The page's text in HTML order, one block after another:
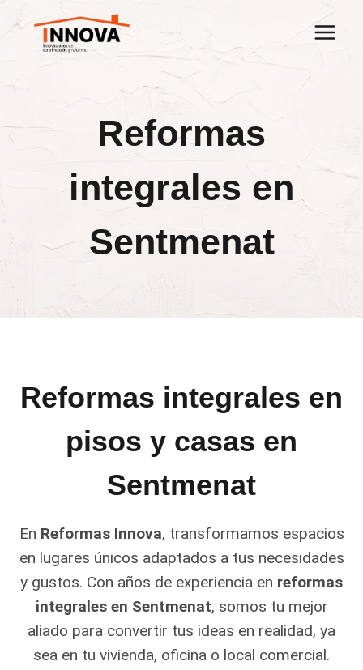
Reformas
integrales en
Sentmenat
Reformas integrales en
pisos y casas en
Sentmenat
En Reformas Innova, transformamos espacios
en lugares únicos adaptados a tus necesidades
y gustos. Con años de experiencia en reformas
integrales en Sentmenat, somos tu mejor
aliado para convertir tus ideas en realidad, ya
sea en tu vivienda, oficina o local comercial.